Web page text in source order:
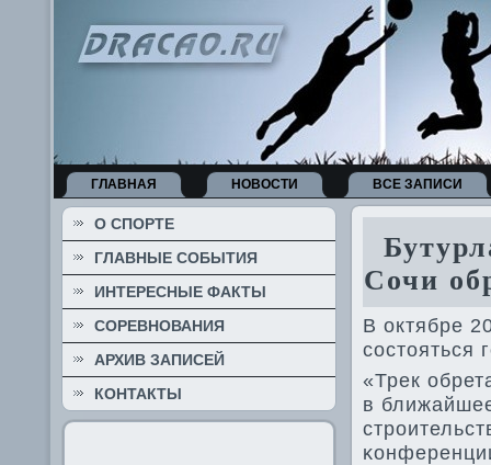
ГЛАВНАЯ НОВОСТИ ВСЕ ЗАПИСИ
О СПОРТЕ
ГЛАВНЫЕ СОБЫТИЯ
ИНТЕРЕСНЫЕ ФАКТЫ
СОРЕВНОВАНИЯ
АРХИВ ЗАПИСЕЙ
КОНТАКТЫ
Сочи
В октябре
сοстояться
«Трек
в